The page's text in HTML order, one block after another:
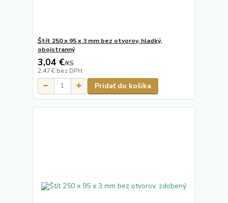
Štít 250 x 95 x 3 mm bez otvorov, hladký,
obojstranný
3,04 €/KS
2,47 € bez DPH
Pridať do košíka